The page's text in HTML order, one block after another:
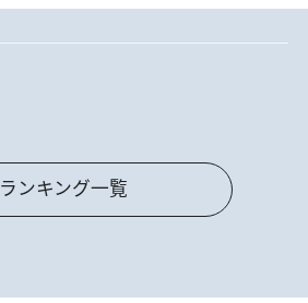
ランキング一覧